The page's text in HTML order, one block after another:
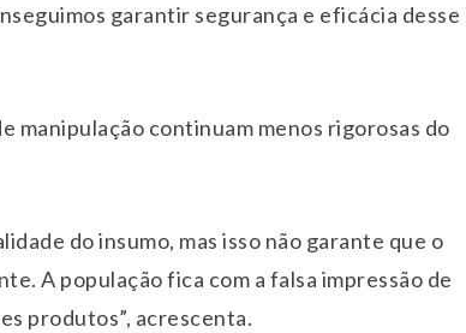
garantir segurança e eficácia desse
manipulação continuam menos rigorosas do
do insumo, mas isso não garante que o
A população fica com a falsa impressão de
produtos”, acrescenta.